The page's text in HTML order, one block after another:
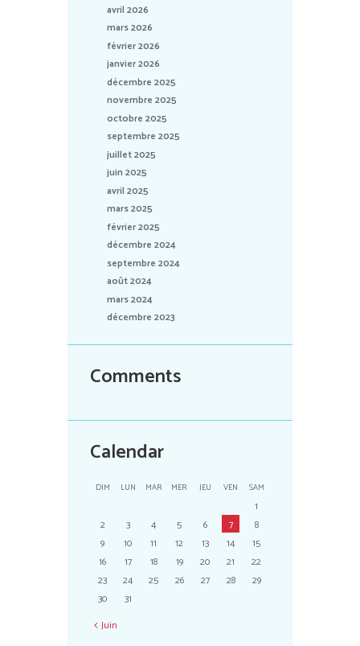
avril 2026
mars 2026
février 2026
janvier 2026
décembre 2025
novembre 2025
octobre 2025
septembre 2025
juillet 2025
juin 2025
avril 2025
mars 2025
février 2025
décembre 2024
septembre 2024
août 2024
mars 2024
décembre 2023
Comments
Calendar
DIM LUN MAR MER JEU VEN SAM
1
2
3 4 5 6 7
8
9
10 11 12 13 14
15
16
17 18 19 20 21
22
23
24 25 26 27 28
29
30
31
Juin